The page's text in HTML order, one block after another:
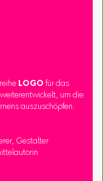
LOGO für das
um die
auszuschöpfen.
Gestalter